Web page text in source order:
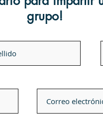
grupo!